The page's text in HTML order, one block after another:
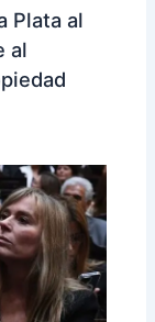
Plata al
al